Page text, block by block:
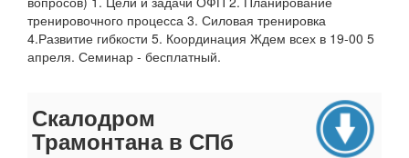
тренировочного процесса 3. Силовая тренировка
4.Развитие гибкости 5. Координация Ждем всех в 19-00 5
апреля. Семинар - бесплатный.
Скалодром
Трамонтана в СПб